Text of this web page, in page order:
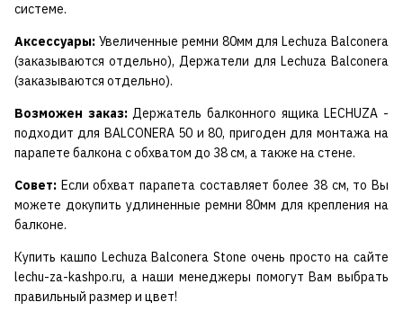
системе.
Аксессуары: Увеличенные ремни 80мм для Lechuza Balconera
(заказываются отдельно), Держатели для Lechuza Balconera
(заказываются отдельно).
Возможен заказ:Держатель балконного ящика LECHUZA -
подходит для BALCONERA 50 и 80, пригоден для монтажа на
парапете балкона с обхватом до 38 см, а также на стене.
Совет: Если обхват парапета составляет более 38 см, то Вы
можете докупить удлиненные ремни 80мм для крепления на
балконе.
Купить кашпо Lechuza Balconera Stone очень просто на сайте
lechu-za-kashpo.ru, а наши менеджеры помогут Вам выбрать
правильный размер и цвет!